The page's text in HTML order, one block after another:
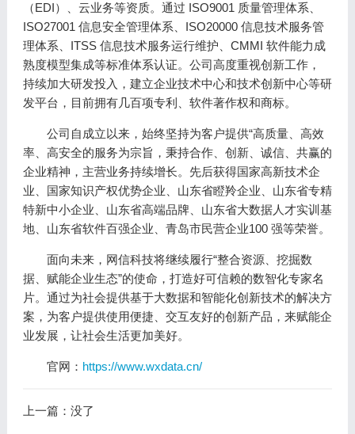
（EDI）、云业务等资质。通过 ISO9001 质量管理体系、
ISO27001 信息安全管理体系、ISO20000 信息技术服务管
理体系、ITSS 信息技术服务运行维护、CMMI 软件能力成
熟度模型集成等标准体系认证。公司高度重视创新工作，
持续加大研发投入，建立企业技术中心和技术创新中心等研
发平台，目前拥有几百项专利、软件著作权和商标。
公司自成立以来，始终坚持为客户提供“高质量、高效
率、高安全的服务为宗旨，秉持合作、创新、诚信、共赢的
企业精神，主营业务持续增长。先后获得国家高新技术企
业、国家知识产权优势企业、山东省瞪羚企业、山东省专精
特新中小企业、山东省高端品牌、山东省大数据人才实训基
地、山东省软件百强企业、青岛市民营企业100 强等荣誉。
面向未来，网信科技将继续履行“整合资源、挖掘数
据、赋能企业生态”的使命，打造好可信赖的数智化专家名
片。通过为社会提供基于大数据和智能化创新技术的解决方
案，为客户提供使用便捷、交互友好的创新产品，来赋能企
业发展，让社会生活更加美好。
官网： https://www.wxdata.cn/
上一篇：没了